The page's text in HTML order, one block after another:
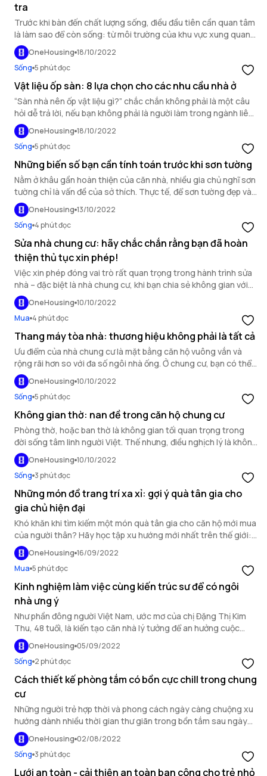
tra
Trước khi bàn đến chất lượng sống, điều đầu tiên cần quan tâm
là làm sao để còn sống: từ môi trường của khu vực xung quanh,
các tiện ích bảo vệ nội - ngoại khu đến những trang bị cho các
căn hộ đều cần được đánh giá một cách kỹ càng khi lựa chọn nơi
ở.
OneHousing 18/10/2022
Sống 5 phút đọc
Vật liệu ốp sàn: 8 lựa chọn cho các nhu cầu nhà ở
“Sàn nhà nên ốp vật liệu gì?” chắc chắn không phải là một câu
hỏi dễ trả lời, nếu bạn không phải là người làm trong ngành liên
quan. Có thể bạn không biết, chỉ riêng vật liệu ốp sàn phổ biến
đã có đến 8 loại, phù hợp với nhiều phong cách thường dùng
hiện nay.
OneHousing 18/10/2022
Sống 5 phút đọc
Những biến số bạn cần tính toán trước khi sơn tường
Nằm ở khâu gần hoàn thiện của căn nhà, nhiều gia chủ nghĩ sơn
tường chỉ là vấn đề của sở thích. Thực tế, để sơn tường đẹp và
đạt hiệu quả kinh tế, cũng có những nguyên tắc nhất định cần
chú ý.
OneHousing 13/10/2022
Sống 4 phút đọc
Sửa nhà chung cư: hãy chắc chắn rằng bạn đã hoàn
thiện thủ tục xin phép!
Việc xin phép đóng vai trò rất quan trọng trong hành trình sửa
nhà – đặc biệt là nhà chung cư, khi bạn chia sẻ không gian với
nhiều chủ sở hữu khác. Hãy đảm bảo rằng bạn đã nắm rõ toàn
bộ quy trình xin phép, cũng như hoàn thành mọi khâu cấp phép
trước khi bắt đầu các bước tiếp theo.
OneHousing 10/10/2022
Mua 4 phút đọc
Thang máy tòa nhà: thương hiệu không phải là tất cả
Ưu điểm của nhà chung cư là mặt bằng căn hộ vuông vắn và
rộng rãi hơn so với đa số ngôi nhà ống. Ở chung cư, bạn có thể
thoải mái mua sắm những đồ nội thất và điện máy hoành tráng
như tủ lạnh side by side, ti vi 55-60 inches hoặc những bộ sofa
cỡ đại… Nhưng hãy khoan. Có đúng là thoải mái không?
OneHousing 10/10/2022
Sống 5 phút đọc
Không gian thờ: nan đề trong căn hộ chung cư
Phòng thờ, hoặc ban thờ là không gian tối quan trọng trong
đời sống tâm linh người Việt. Thế nhưng, điều nghịch lý là không
ít người lại xem xét rất hời hợt, thậm chí bỏ qua vị trí đặt ban
thờ khi nhìn vào thiết kế một căn hộ chung cư.
OneHousing 10/10/2022
Sống 3 phút đọc
Những món đồ trang trí xa xỉ: gợi ý quà tân gia cho
gia chủ hiện đại
Khó khăn khi tìm kiếm một món quà tân gia cho căn hộ mới mua
của người thân? Hãy học tập xu hướng mới nhất trên thế giới:
những món đồ trang trí “mới nhìn đã biết xa xỉ”, vừa hữu dụng lại
vừa nổi bật, góp phần làm không gian nhà trở nên ấn tượng, cá
tính và khó quên.
OneHousing 16/09/2022
Mua 5 phút đọc
Kinh nghiệm làm việc cùng kiến trúc sư để có ngôi
nhà ưng ý
Như phần đông người Việt Nam, ước mơ của chị Đặng Thị Kim
Thu, 48 tuổi, là kiến tạo căn nhà lý tưởng để an hưởng cuộc
sống cùng gia đình. Tưởng chừng mua được căn nhà đã là qua
ải khó nhất, ai ngờ làm việc cùng các kiến trúc sư và tư vấn nội
thất vẫn là một quá trình rất cam go.
OneHousing 05/09/2022
Sống 2 phút đọc
Cách thiết kế phòng tắm có bồn cực chill trong chung
cư
Những người trẻ hợp thời và phong cách ngày càng chuộng xu
hướng dành nhiều thời gian thư giãn trong bồn tắm sau ngày
dài mệt mỏi. Cùng OneHousing khám phá cách thiết kế không
gian thư giãn cực chill trong căn hộ chung cư.
OneHousing 02/08/2022
Sống 3 phút đọc
Lưới an toàn - cải thiện an toàn ban công cho trẻ nhỏ